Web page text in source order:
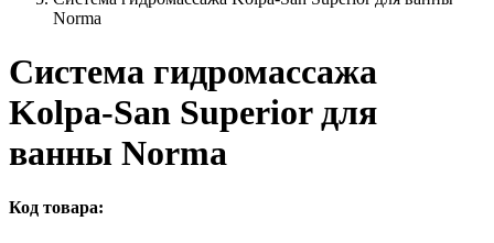
Norma
Система гидромассажа
Kolpa-San Superior для
ванны Norma
Код товара: